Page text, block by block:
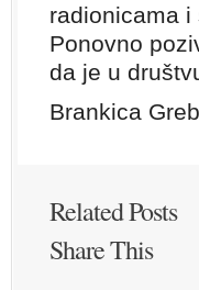
radionicama i
Ponovno
da je u
Brankica
Related Posts
Share This